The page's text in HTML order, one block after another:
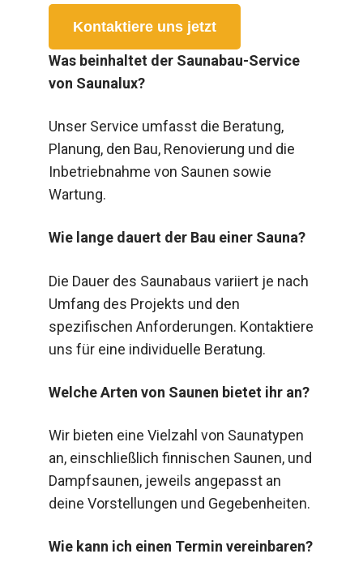
Kontaktiere uns jetzt
Was beinhaltet der Saunabau-Service
von Saunalux?
Unser Service umfasst die Beratung,
Planung, den Bau, Renovierung und die
Inbetriebnahme von Saunen sowie
Wartung.
Wie lange dauert der Bau einer Sauna?
Die Dauer des Saunabaus variiert je nach
Umfang des Projekts und den
spezifischen Anforderungen. Kontaktiere
uns für eine individuelle Beratung.
Welche Arten von Saunen bietet ihr an?
Wir bieten eine Vielzahl von Saunatypen
an, einschließlich finnischen Saunen, und
Dampfsaunen, jeweils angepasst an
deine Vorstellungen und Gegebenheiten.
Wie kann ich einen Termin vereinbaren?